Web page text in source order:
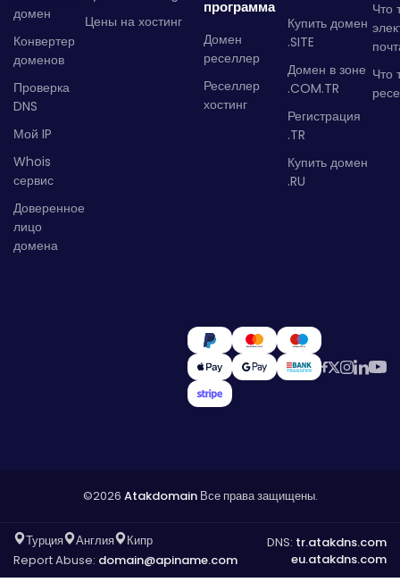
домен
Конвертер
доменов
Проверка
DNS
Мой IP
Whois
сервис
Доверенное
лицо
домена
Цены на хостинг
программа
Домен
реселлер
Реселлер
хостинг
Купить домен
.SITE
Домен в зоне
.COM.TR
Регистрация
.TR
Купить домен
.RU
Что
Что
©2026 AtakdomainВсе права защищены.
Турция Англия
Кипр
Report Abuse: domain@apiname.com
DNS: tr.atakdns.com
eu.atakdns.com